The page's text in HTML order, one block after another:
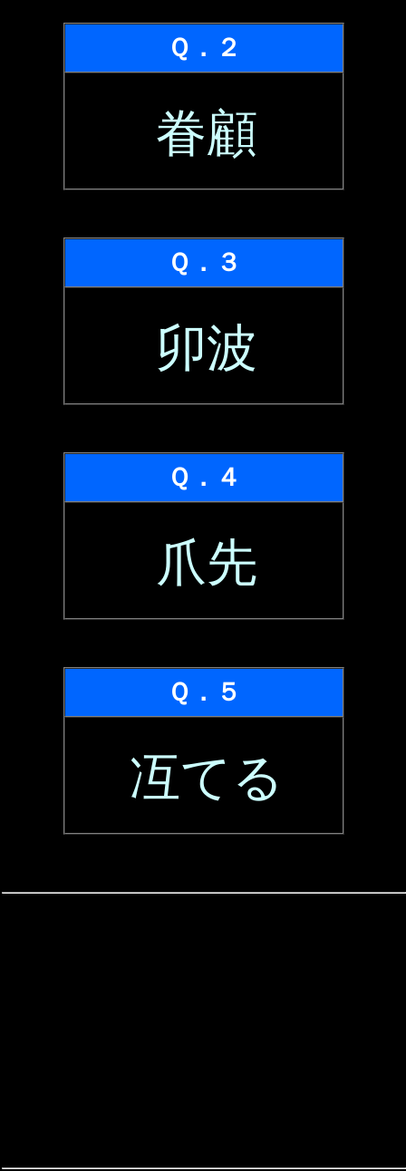
Ｑ．２
眷顧
Ｑ．３
卯波
Ｑ．４
爪先
Ｑ．５
冱てる